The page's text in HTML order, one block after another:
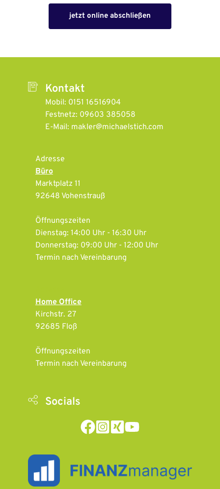
jetzt online abschließen
Kontakt
Mobil: 0151 16516904
Festnetz: 09603 385058
E-Mail: makler@michaelstich.com
Adresse
Büro
Marktplatz 11
92648 Vohenstrauß
Öffnungszeiten
Dienstag: 14:00 Uhr - 16:30 Uhr
Donnerstag: 09:00 Uhr - 12:00 Uhr
Termin nach Vereinbarung
Home Office
Kirchstr. 27
92685 Floß
Öffnungszeiten
Termin nach Vereinbarung
Socials